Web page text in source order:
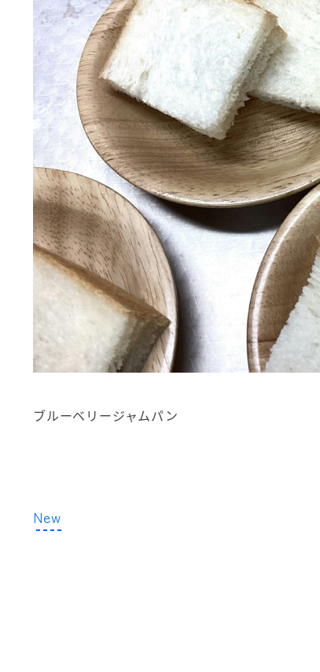
ブルーベリージャムパン
New